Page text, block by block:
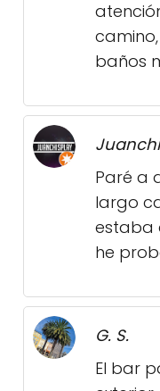
baños
Paré a
largo
estaba
he
G. S.
El bar